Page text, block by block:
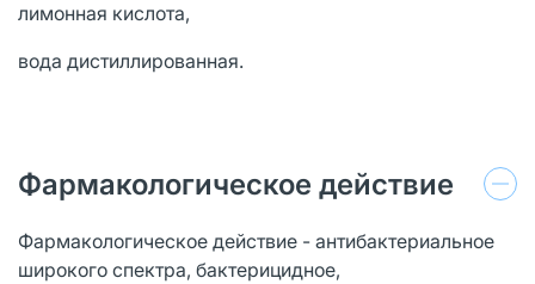
лимонная кислота,
вода дистиллированная.
Фармакологическое действие
Фармакологическое действие - антибактериальное
широкого спектра, бактерицидное,